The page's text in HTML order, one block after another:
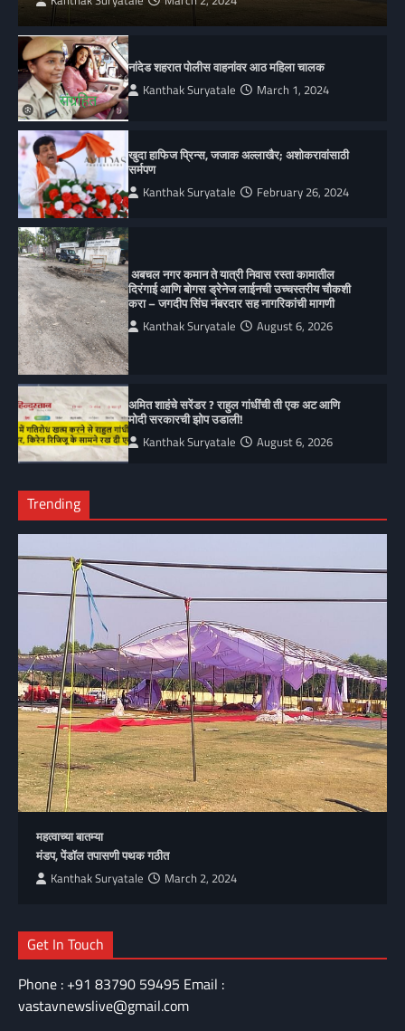
नांदेड शहरात पोलीस वाहनांवर आठ महिला चालक
Kanthak Suryatale March 1, 2024
खुदा हाफिज प्रिन्स, जजाक अल्लाखैर; अशोकरावांसाठी
सर्मपण
Kanthak Suryatale February 26, 2024
अबचल नगर कमान ते यात्री निवास रस्ता कामातील
दिरंगाई आणि बोगस ड्रेनेज लाईनची उच्चस्तरीय चौकशी
करा – जगदीप सिंघ नंबरदार सह नागरिकांची मागणी
Kanthak Suryatale August 6, 2026
अमित शाहंचे सरेंडर ? राहुल गांधींची ती एक अट आणि
मोदी सरकारची झोप उडाली!
Kanthak Suryatale August 6, 2026
Trending
महत्वाच्या बातम्या
मंडप, पेंडॉल तपासणी पथक गठीत
Kanthak Suryatale March 2, 2024
Get In Touch
Phone : +91 83790 59495 Email :
vastavnewslive@gmail.com